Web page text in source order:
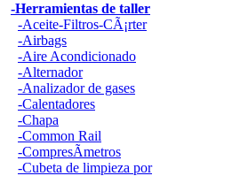
-Herramientas de taller
-Aceite-Filtros-CÃ¡rter
-Airbags
-Aire Acondicionado
-Alternador
-Analizador de gases
-Calentadores
-Chapa
-Common Rail
-CompresÃ­metros
-Cubeta de limpieza por